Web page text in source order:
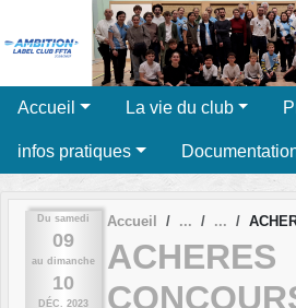
Accueil La vie du club
infos pratiques
Du samedi
09
au dimanche
10
DÉC. 2023
Accueil
ACHERES
Panneau de gestion des cookies